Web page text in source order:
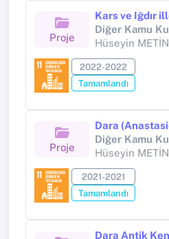
Proje
Hüseyin METİN
2022-2022
Tamamlandı
Proje
Hüseyin METİN
2021-2021
Tamamlandı